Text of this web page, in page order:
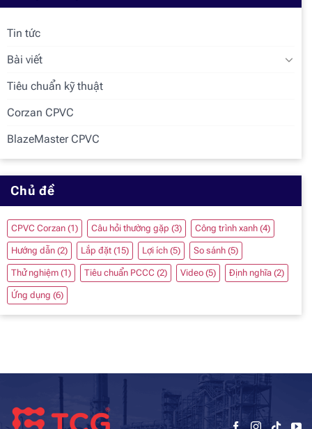
Tin tức
Bài viết
Tiêu chuẩn kỹ thuật
Corzan CPVC
BlazeMaster CPVC
Chủ đề
CPVC Corzan (1) Câu hỏi thường gặp (3) Công trình xanh (4)
Hướng dẫn (2) Lắp đặt (15) Lợi ích (5) So sánh (5)
Thử nghiệm (1) Tiêu chuẩn PCCC (2) Video (5) Định nghĩa (2)
Ứng dụng (6)